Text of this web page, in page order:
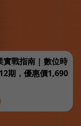
實戰指南 | 數位時
期，優惠價1,690